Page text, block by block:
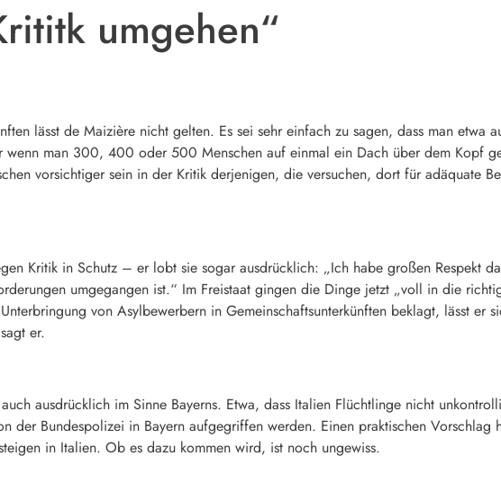
umgehen“
lässt de Maizière nicht gelten. Es sei sehr einfach zu sagen, dass man etwa
wenn man 300, 400 oder 500 Menschen auf einmal ein Dach über dem Kopf
vorsichtiger sein in der Kritik derjenigen, die versuchen, dort für adäquate
Kritik in Schutz – er lobt sie sogar ausdrücklich: „Ich habe großen Respekt
umgegangen ist.“ Im Freistaat gingen die Dinge jetzt „voll in die
von Asylbewerbern in Gemeinschaftsunterkünften beklagt, lässt er
er.
ausdrücklich im Sinne Bayerns. Etwa, dass Italien Flüchtlinge nicht
der Bundespolizei in Bayern aufgegriffen werden. Einen praktischen Vorschlag
in Italien. Ob es dazu kommen wird, ist noch ungewiss.